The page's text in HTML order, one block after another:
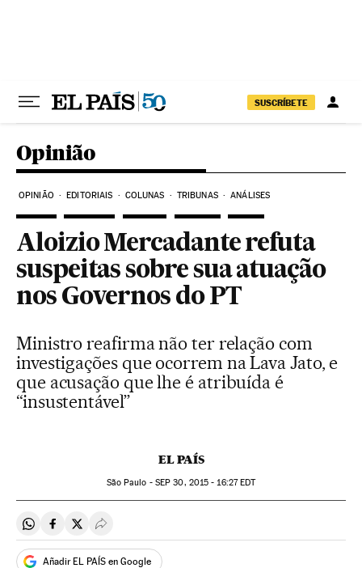
SUSCRÍBETE
Opinião
OPINIÃO EDITORIAIS COLUNAS TRIBUNAS ANÁLISES
Aloizio Mercadante refuta
suspeitas sobre sua atuação
nos Governos do PT
Ministro reafirma não ter relação com
investigações que ocorrem na Lava Jato, e
que acusação que lhe é atribuída é
“insustentável”
EL PAÍS
São Paulo - SEP 30, 2015 - 16:27EDT
Compartir en Whatsapp
Compartir en Facebook
Compartir en Twitter
Desplegar Redes Sociales
Añadir EL PAÍS en Google